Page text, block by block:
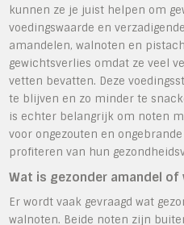
kunnen ze je juist helpen om
voedingswaarde en
amandelen, walnoten en
gewichtsverlies omdat ze veel
vetten bevatten. Deze
te blijven en zo minder te
is echter belangrijk om noten
voor ongezouten en
profiteren van hun
Wat is gezonder amandel of
Er wordt vaak gevraagd wat
walnoten. Beide noten zijn